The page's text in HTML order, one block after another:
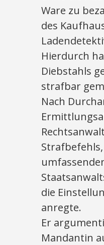
Ware zu
des
Hierdurch
Diebstahls
strafbar
Nach
die
anregte.
Er
Mandantin